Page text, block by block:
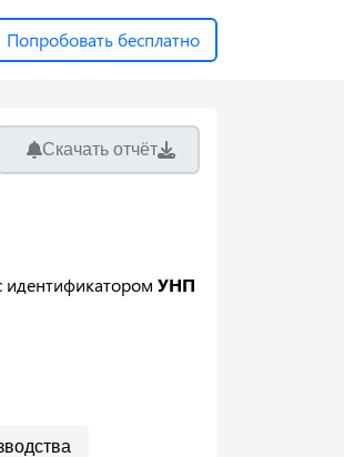
Попробовать бесплатно
Скачать отчёт
идентификатором УНП